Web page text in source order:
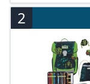
mit flexibler
Frontfach und
kinderleichte
Schließen des
Standfest und
2